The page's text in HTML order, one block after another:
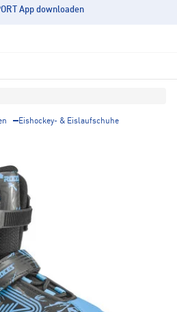
App downloaden
Eishockey- & Eislaufschuhe